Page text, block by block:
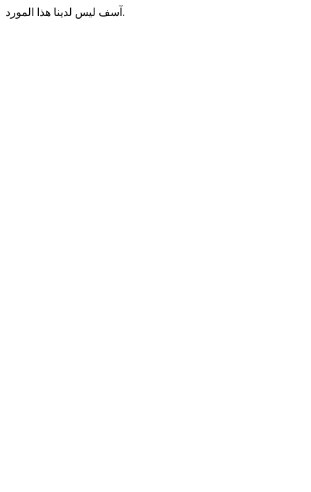
آسف ليس لدينا هذا المورد.